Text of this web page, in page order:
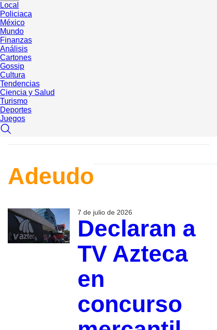
Local
Policiaca
México
Mundo
Finanzas
Análisis
Cartones
Gossip
Cultura
Tendencias
Ciencia y Salud
Turismo
Deportes
Juegos
Adeudo
7 de julio de 2026
Declaran a
TV Azteca
en
concurso